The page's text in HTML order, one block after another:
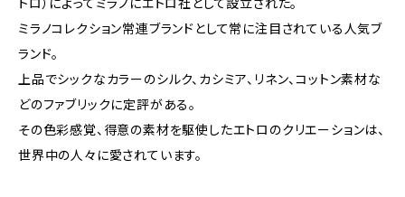
トロ）によってミラノにエトロ社として設立された。
ミラノコレクション常連ブランドとして常に注目されている人気ブ
ランド。
上品でシックなカラーのシルク、カシミア、リネン、コットン素材な
どのファブリックに定評がある。
その色彩感覚、得意の素材を駆使したエトロのクリエーションは、
世界中の人々に愛されています。